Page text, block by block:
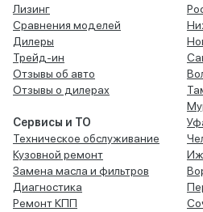
Лизинг
Сравнения моделей
Дилеры
Трейд-ин
Отзывы об авто
Отзывы о дилерах
Сервисы и ТО
Техническое обслуживание
Кузовной ремонт
Замена масла и фильтров
Диагностика
Ремонт КПП